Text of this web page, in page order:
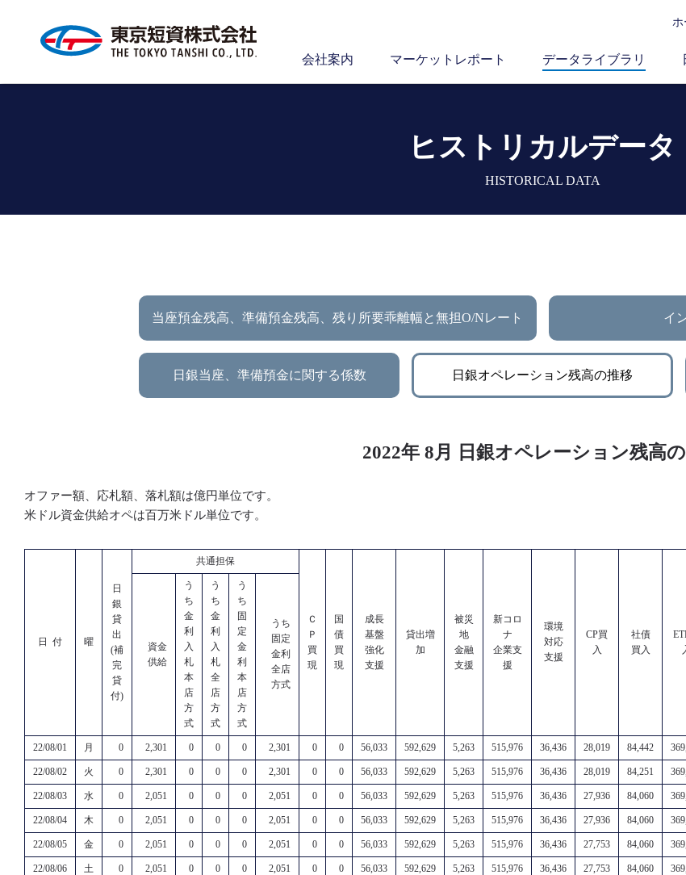
ホ
会社案内 マーケットレポート データライブラリ
ヒストリカルデータ
HISTORICAL DATA
当座預金残高、準備預金残高、残り所要乖離幅と無担O/Nレート イ
日銀当座、準備預金に関する係数 日銀オペレーション残高の推移
2022年 8月 日銀オペレーション残高
オファー額、応札額、落札額は億円単位です。
米ドル資金供給オペは百万米ドル単位です。
日 付 曜
日
銀
貸
出
(補
完
貸
付)
共通担保
Ｃ
Ｐ
買
現
国
債
買
現
成長
基盤
強化
支援
貸出増
加
被災
地
金融
支援
新コロ
ナ
企業支
援
環境
対応
支援
CP買
入
社債
買入
資金
供給
う
ち
金
利
入
札
本
店
方
式
う
ち
金
利
入
札
全
店
方
式
う
ち
固
定
金
利
本
店
方
式
うち
固定
金利
全店
方式
22/08/01 月 0 2,301 0 0 0 2,301 0 0 56,033 592,629 5,263 515,976 36,436 28,019 84,442
22/08/02 火 0 2,301 0 0 0 2,301 0 0 56,033 592,629 5,263 515,976 36,436 28,019 84,251
22/08/03 水 0 2,051 0 0 0 2,051 0 0 56,033 592,629 5,263 515,976 36,436 27,936 84,060
22/08/04 木 0 2,051 0 0 0 2,051 0 0 56,033 592,629 5,263 515,976 36,436 27,936 84,060
22/08/05 金 0 2,051 0 0 0 2,051 0 0 56,033 592,629 5,263 515,976 36,436 27,753 84,060
22/08/06 土 0 2,051 0 0 0 2,051 0 0 56,033 592,629 5,263 515,976 36,436 27,753 84,060